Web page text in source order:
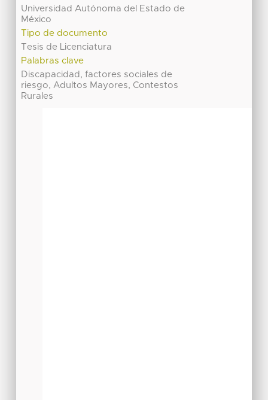
Universidad Autónoma del Estado de
México
Tipo de documento
Tesis de Licenciatura
Palabras clave
Discapacidad, factores sociales de
riesgo, Adultos Mayores, Contestos
Rurales